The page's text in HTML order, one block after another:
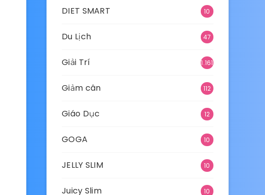
DIET SMART 10
Du Lịch 47
Giải Trí 1.161
Giảm cân 112
Giáo Dục 12
GOGA 10
JELLY SLIM 10
Juicy Slim 10